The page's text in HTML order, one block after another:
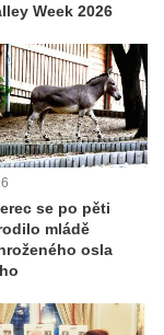
Week 2026
se po pěti
mládě
osla